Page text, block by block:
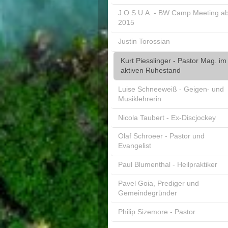
J.O.S.U.A. - BW Camp Meeting
2015
Justin Torossian
Kurt Piesslinger - Pastor Mag. im
aktiven Ruhestand
Luise Schneeweiß - Geigen- und
Musiklehrerin
Nicola Taubert - Ex-Discjockey
Olaf Schroeer - Pastor und
Evangelist
Paul Blumenthal - Heilpraktiker
Pavel Goia, Prediger und
Gemeindegründer
Philip Sizemore - Pastor